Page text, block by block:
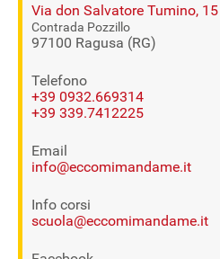
Via don Salvatore Tumino, 15
Contrada Pozzillo
97100 Ragusa (RG)
Telefono
+39 0932.669314
+39 339.7412225
Email
info@eccomimandame.it
Info corsi
scuola@eccomimandame.it